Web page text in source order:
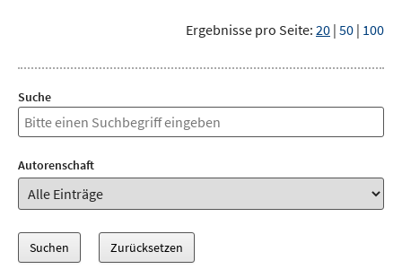
Ergebnisse pro Seite: 20 | 50 | 100
Suche
Autorenschaft